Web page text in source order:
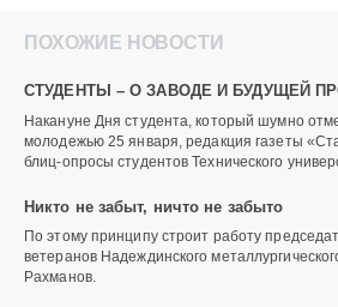
ПОХОЖИЕ НОВОСТИ
СТУДЕНТЫ – О ЗАВОДЕ И БУДУЩЕЙ
Накануне Дня студента, который шумно
молодежью 25 января, редакция газеты
блиц-опросы студентов Технического
Никто не забыт, ничто не забыто
По этому принципу строит работу
ветеранов Надеждинского
Рахманов.